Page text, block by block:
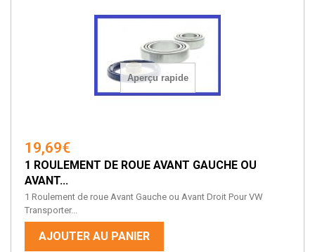
Aperçu rapide
19,69€
1 ROULEMENT DE ROUE AVANT GAUCHE OU
AVANT...
1 Roulement de roue Avant Gauche ou Avant Droit Pour VW
Transporter...
AJOUTER AU PANIER